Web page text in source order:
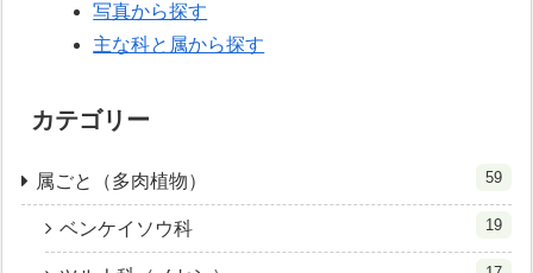
写真から探す
主な科と属から探す
カテゴリー
属ごと（多肉植物） 59
ベンケイソウ科 19